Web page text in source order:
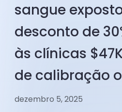
sangue
desconto de
às clínicas
de calibração
dezembro 5, 2025